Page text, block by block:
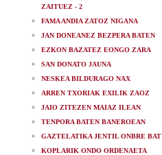
ZAITUEZ - 2
FAMA ANDIA ZATOZ NIGANA
JAN DONEANEZ BEZPERA BATEN
EZKON BAZATEZ EONGO ZARA
SAN DONATO JAUNA
NESKEA BILDURAGO NAX
ARREN TXORIAK EXILIK ZAOZ
JAIO ZITEZEN MAIAZ ILEAN
TENPORA BATEN BANEROEAN
GAZTELATIKA JENTIL ONBRE BAT
KOPLARIK ONDO ORDENAETA